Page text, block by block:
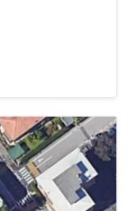
NEL BANDO